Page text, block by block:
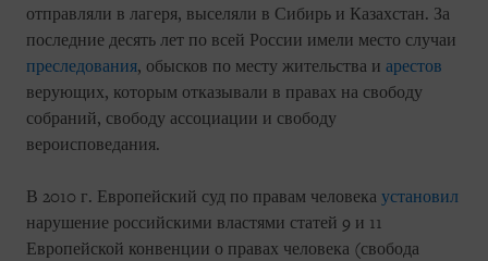
отправляли в лагеря, выселяли в Сибирь и Казахстан. За
последние десять лет по всей России имели место случаи
преследования, обысков по месту жительства и арестов
верующих, которым отказывали в правах на свободу
собраний, свободу ассоциации и свободу
вероисповедания.
В 2010 г. Европейский суд по правам человека установил
нарушение российскими властями статей 9 и 11
Европейской конвенции о правах человека (свобода